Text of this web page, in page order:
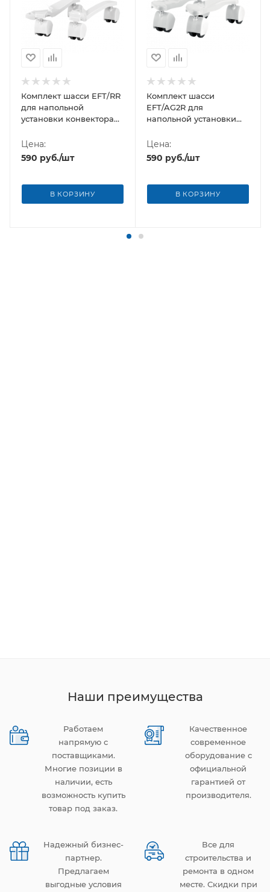
Комплект шасси EFT/RR
для напольной
установки конвектора
Transformer
Цена:
590 руб./шт
В КОРЗИНУ
Комплект шасси
EFT/AG2R для
напольной установки
Air Gate Transformer
Цена:
590 руб./шт
В КОРЗИНУ
Наши преимущества
Работаем
напрямую с
поставщиками.
Многие позиции в
наличии, есть
возможность купить
товар под заказ.
Качественное
современное
оборудование с
официальной
гарантией от
производителя.
Надежный бизнес-
партнер.
Предлагаем
выгодные условия
Все для
строительства и
ремонта в одном
месте. Скидки при